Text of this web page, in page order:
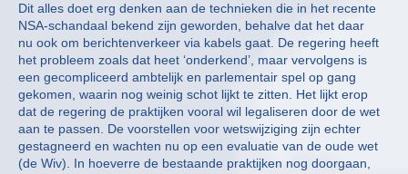
Dit alles doet erg denken aan de technieken die in het recente
NSA-schandaal bekend zijn geworden, behalve dat het daar
nu ook om berichtenverkeer via kabels gaat. De regering heeft
het probleem zoals dat heet ‘onderkend’, maar vervolgens is
een gecompliceerd ambtelijk en parlementair spel op gang
gekomen, waarin nog weinig schot lijkt te zitten. Het lijkt erop
dat de regering de praktijken vooral wil legaliseren door de wet
aan te passen. De voorstellen voor wetswijziging zijn echter
gestagneerd en wachten nu op een evaluatie van de oude wet
(de Wiv). In hoeverre de bestaande praktijken nog doorgaan,